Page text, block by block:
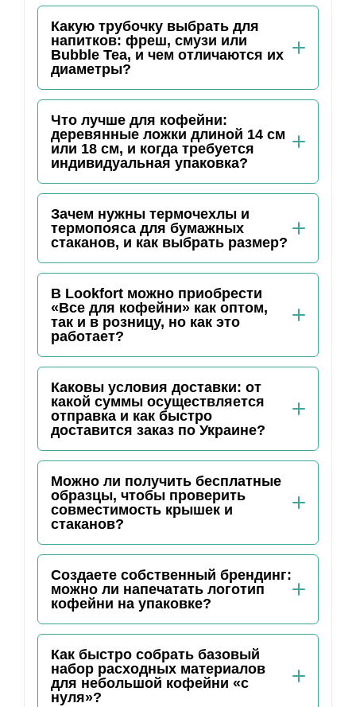
Какую трубочку выбрать для
напитков: фреш, смузи или
Bubble Tea, и чем отличаются их
диаметры?
Что лучше для кофейни:
деревянные ложки длиной 14 см
или 18 см, и когда требуется
индивидуальная упаковка?
Зачем нужны термочехлы и
термопояса для бумажных
стаканов, и как выбрать размер?
В Lookfort можно приобрести
«Все для кофейни» как оптом,
так и в розницу, но как это
работает?
Каковы условия доставки: от
какой суммы осуществляется
отправка и как быстро
доставится заказ по Украине?
Можно ли получить бесплатные
образцы, чтобы проверить
совместимость крышек и
стаканов?
Создаете собственный брендинг:
можно ли напечатать логотип
кофейни на упаковке?
Как быстро собрать базовый
набор расходных материалов
для небольшой кофейни «с
нуля»?